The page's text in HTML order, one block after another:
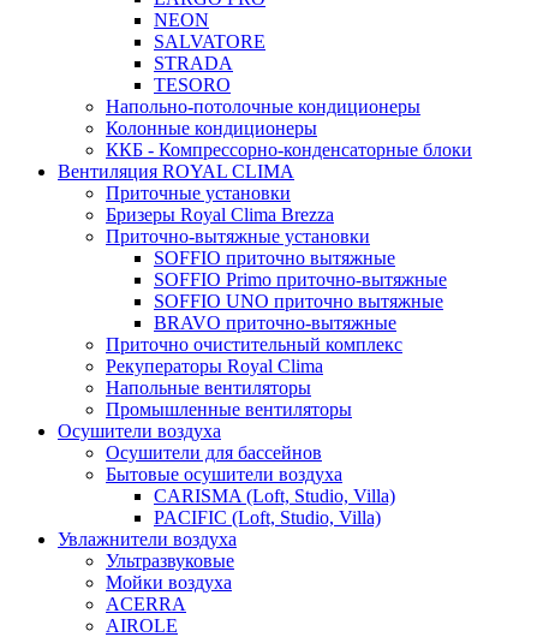
NEON
SALVATORE
STRADA
TESORO
Напольно-потолочные кондиционеры
Колонные кондиционеры
ККБ - Компрессорно-конденсаторные блоки
Вентиляция ROYAL CLIMA
Приточные установки
Бризеры Royal Clima Brezza
Приточно-вытяжные установки
SOFFIO приточно вытяжные
SOFFIO Primo приточно-вытяжные
SOFFIO UNO приточно вытяжные
BRAVO приточно-вытяжные
Приточно очистительный комплекс
Рекуператоры Royal Clima
Напольные вентиляторы
Промышленные вентиляторы
Осушители воздуха
Осушители для бассейнов
Бытовые осушители воздуха
CARISMA (Loft, Studio, Villa)
PACIFIC (Loft, Studio, Villa)
Увлажнители воздуха
Ультразвуковые
Мойки воздуха
ACERRA
AIROLE